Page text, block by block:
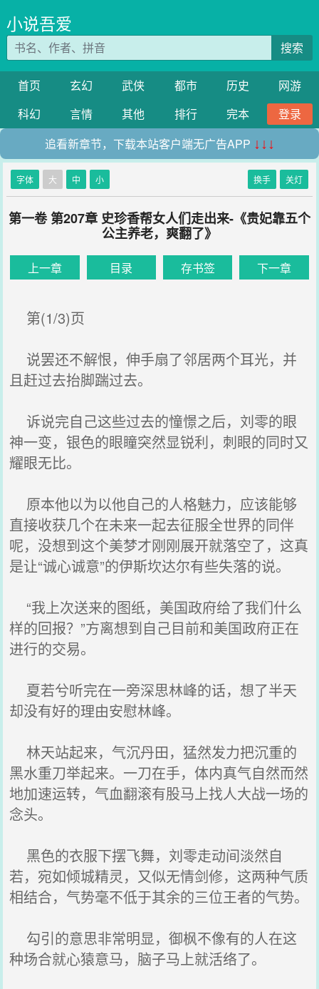
小说吾爱
搜索
首页 玄幻 武侠 都市 历史
网游
科幻
言情 其他 排行 完本
登录
追看新章节，下载本站客户端无广告APP ↓↓↓
字体 大 中 小 换手 关灯
第一卷 第207章 史珍香帮女人们走出来-《贵妃靠五个
公主养老，爽翻了》
上一章 目录 存书签 下一章
第(1/3)页
说罢还不解恨，伸手扇了邻居两个耳光，并
且赶过去抬脚踹过去。
诉说完自己这些过去的憧憬之后，刘零的眼
神一变，银色的眼瞳突然显锐利，刺眼的同时又
耀眼无比。
原本他以为以他自己的人格魅力，应该能够
直接收获几个在未来一起去征服全世界的同伴
呢，没想到这个美梦才刚刚展开就落空了，这真
是让“诚心诚意”的伊斯坎达尔有些失落的说。
“我上次送来的图纸，美国政府给了我们什么
样的回报？”方离想到自己目前和美国政府正在
进行的交易。
夏若兮听完在一旁深思林峰的话，想了半天
却没有好的理由安慰林峰。
林天站起来，气沉丹田，猛然发力把沉重的
黑水重刀举起来。一刀在手，体内真气自然而然
地加速运转，气血翻滚有股马上找人大战一场的
念头。
黑色的衣服下摆飞舞，刘零走动间淡然自
若，宛如倾城精灵，又似无情剑修，这两种气质
相结合，气势毫不低于其余的三位王者的气势。
勾引的意思非常明显，御枫不像有的人在这
种场合就心猿意马，脑子马上就活络了。